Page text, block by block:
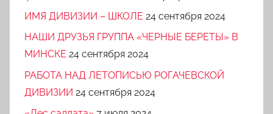
ИМЯ ДИВИЗИИ – ШКОЛЕ 24 сентября 2024
НАШИ ДРУЗЬЯ ГРУППА «ЧЕРНЫЕ БЕРЕТЫ» В
МИНСКЕ 24 сентября 2024
РАБОТА НАД ЛЕТОПИСЬЮ РОГАЧЕВСКОЙ
ДИВИЗИИ 24 сентября 2024